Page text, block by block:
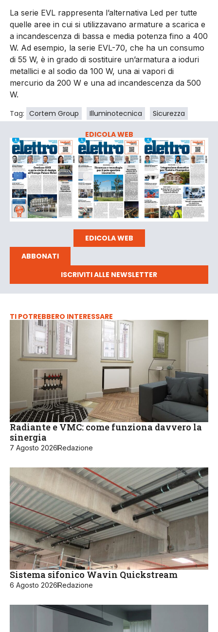
La serie EVL rappresenta l’alternativa Led per tutte
quelle aree in cui si utilizzavano armature a scarica e
a incandescenza di bassa e media potenza fino a 400
W. Ad esempio, la serie EVL-70, che ha un consumo
di 55 W, è in grado di sostituire un’armatura a ioduri
metallici e al sodio da 100 W, una ai vapori di
mercurio da 200 W e una ad incandescenza da 500
W.
Tag: Cortem Group Illuminotecnica Sicurezza
EDICOLA WEB
EDICOLA WEB
ABBONATI
ISCRIVITI ALLE NEWSLETTER
TI POTREBBERO INTERESSARE
Radiante e VMC: come funziona davvero la
sinergia
7 Agosto 2026Redazione
Sistema sifonico Wavin Quickstream
6 Agosto 2026Redazione